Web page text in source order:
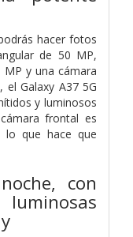
hacer fotos
de 50 MP,
y una cámara
Galaxy A37 5G
y luminosos
frontal es
lo que hace que
con